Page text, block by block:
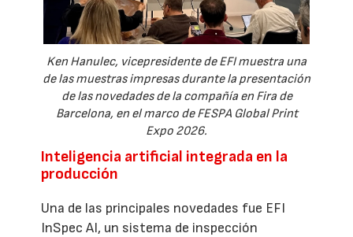
Ken Hanulec, vicepresidente de EFI muestra una
de las muestras impresas durante la presentación
de las novedades de la compañía en Fira de
Barcelona, en el marco de FESPA Global Print
Expo 2026.
Inteligencia artificial integrada en la
producción
Una de las principales novedades fue EFI
InSpec AI, un sistema de inspección